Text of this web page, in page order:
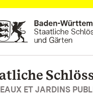
d’accueil
ET JARDINS